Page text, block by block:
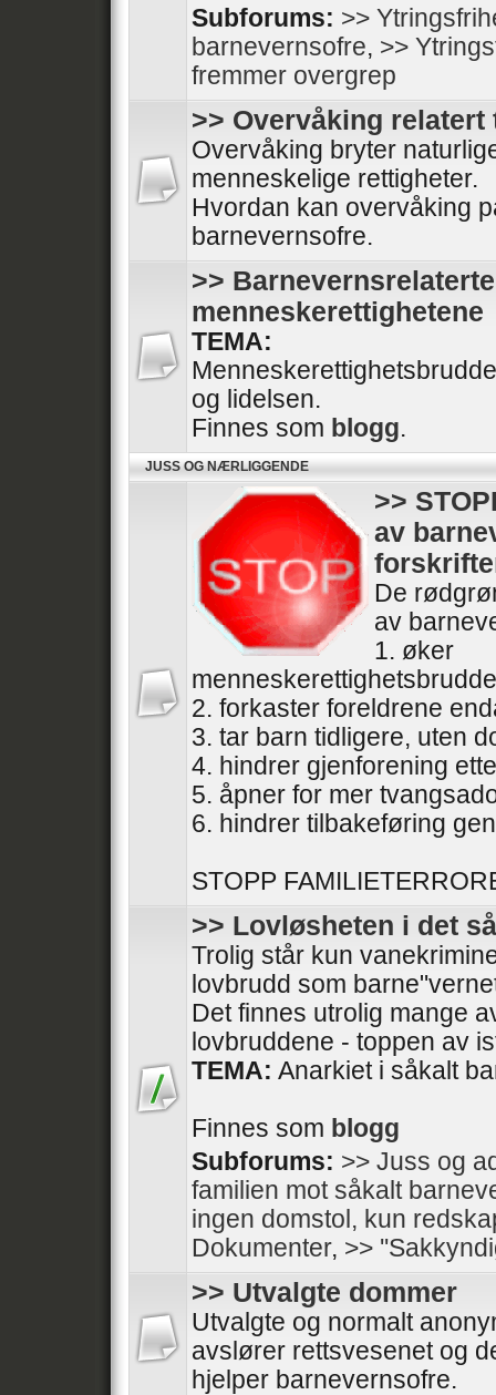
Subforums: >>
barnevernsofre, >>
fremmer overgrep
>> Overvåking
Overvåking bryter
menneskelige rettigheter.
Hvordan kan overvåking
barnevernsofre.
>>
menneskerettighetene
TEMA:
og lidelsen.
Finnes som blogg.
JUSS OG NÆRLIGGENDE
>>
av
De
av
1. øker
2. forkaster foreldrene
3. tar barn tidligere, uten
4. hindrer gjenforening
5. åpner for mer
6. hindrer tilbakeføring
STOPP
>> Lovløsheten i det
Trolig står kun
lovbrudd som
Det finnes utrolig mange
lovbruddene - toppen av
TEMA: Anarkiet i såkalt
Finnes som blogg
Subforums: >> Juss og
familien mot såkalt
ingen domstol, kun
Dokumenter, >>
>> Utvalgte dommer
Utvalgte og normalt
avslører rettsvesenet og
hjelper barnevernsofre.